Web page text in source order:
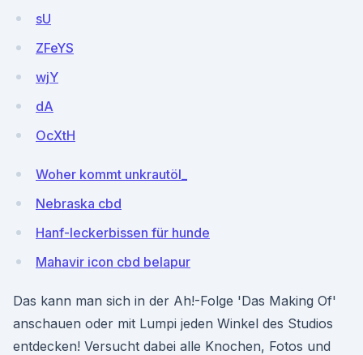
sU
ZFeYS
wjY
dA
OcXtH
Woher kommt unkrautöl_
Nebraska cbd
Hanf-leckerbissen für hunde
Mahavir icon cbd belapur
Das kann man sich in der Ah!-Folge 'Das Making Of'
anschauen oder mit Lumpi jeden Winkel des Studios
entdecken! Versucht dabei alle Knochen, Fotos und